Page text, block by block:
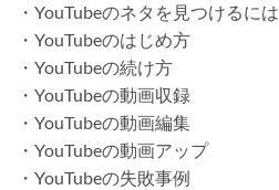
・YouTubeのネタを見つけるには
・YouTubeのはじめ方
・YouTubeの続け方
・YouTubeの動画収録
・YouTubeの動画編集
・YouTubeの動画アップ
・YouTubeの失敗事例